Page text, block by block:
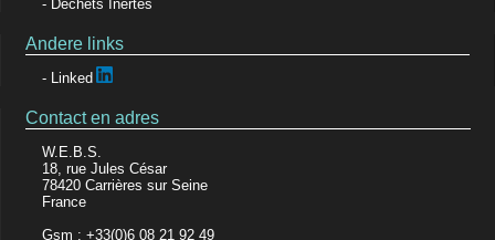
Déchets Inertes
Andere links
Linked
Contact en adres
W.E.B.S.
18, rue Jules César
78420 Carrières sur Seine
France
Gsm : +33(0)6 08 21 92 49